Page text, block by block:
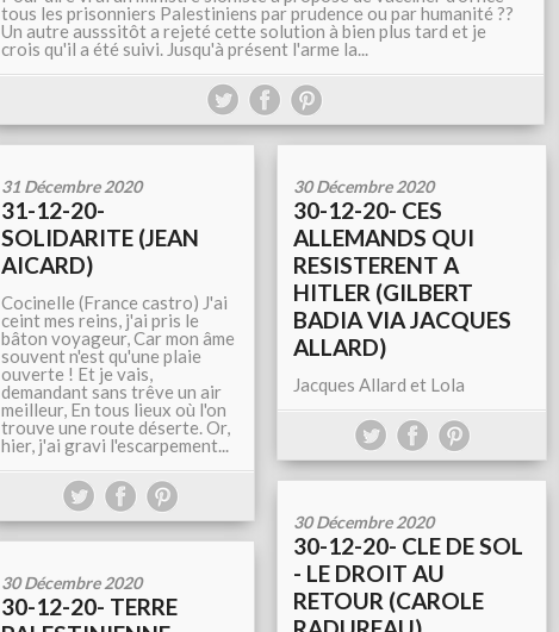
tous les prisonniers Palestiniens par prudence ou par humanité ??
Un autre ausssitôt a rejeté cette solution à bien plus tard et je
crois qu'il a été suivi. Jusqu'à présent l'arme la...
31 Décembre 2020
31-12-20-
SOLIDARITE (JEAN
AICARD)
Cocinelle (France castro) J'ai
ceint mes reins, j'ai pris le
bâton voyageur, Car mon âme
souvent n'est qu'une plaie
ouverte ! Et je vais,
demandant sans trêve un air
meilleur, En tous lieux où l'on
trouve une route déserte. Or,
hier, j'ai gravi l'escarpement...
30 Décembre 2020
30-12-20- CES
ALLEMANDS QUI
RESISTERENT A
HITLER (GILBERT
BADIA VIA JACQUES
ALLARD)
Jacques Allard et Lola
30 Décembre 2020
30-12-20- CLE DE SOL
- LE DROIT AU
RETOUR (CAROLE
30 Décembre 2020
30-12-20- TERRE